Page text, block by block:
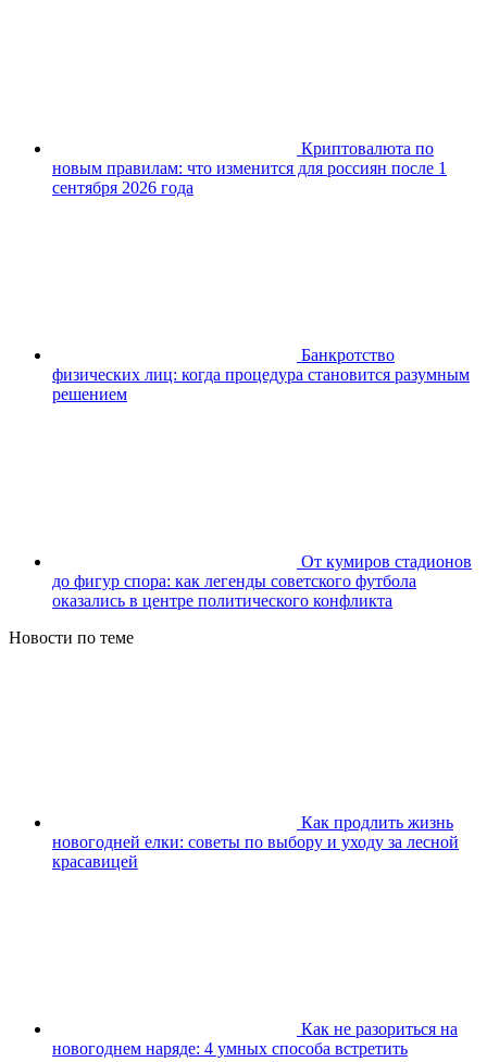
Криптовалюта по
новым правилам: что изменится для россиян после 1
сентября 2026 года
Банкротство
физических лиц: когда процедура становится разумным
решением
От кумиров стадионов
до фигур спора: как легенды советского футбола
оказались в центре политического конфликта
Новости по теме
Как продлить жизнь
новогодней елки: советы по выбору и уходу за лесной
красавицей
Как не разориться на
новогоднем наряде: 4 умных способа встретить